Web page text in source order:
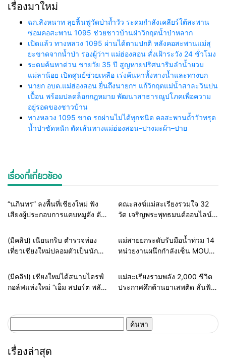
เรื่องมาใหม่
ฉก.สิงหนาท ลุยฟื้นฟูวัดป่าถ้ำวัว ระดมกำลังเคลียร์ใต้สะพาน
ซ่อมคอสะพาน 1095 ช่วยชาวบ้านฝ่าวิกฤตน้ำป่าหลาก
เปิดแล้ว ทางหลวง 1095 ผ่านได้ตามปกติ หลังคอสะพานแม่สุ
ยะขาดจากน้ำป่า รองผู้ว่าฯ แม่ฮ่องสอน สั่งเฝ้าระวัง 24 ชั่วโมง
ระดมค้นหาด่วน ชายวัย 35 ปี สูญหายปริศนาริมลำน้ำยวม
แม่ลาน้อย เปิดศูนย์ช่วยเหลือ เร่งค้นหาทั้งทางน้ำและทางบก
นายก อบต.แม่ฮ่องสอน ยื่นถึงนายกฯ แก้วิกฤตแม่น้ำสาละวินปน
เปื้อน พร้อมปลดล็อกกฎหมาย พัฒนาสาธารณูปโภคเพื่อความ
อยู่รอดของชาวบ้าน
ทางหลวง 1095 ขาด รถผ่านไม่ได้ทุกชนิด คอสะพานถ้ำวัวทรุด
น้ำป่าซัดหนัก ตัดเส้นทางแม่ฮ่องสอน–ปางมะผ้า–ปาย
เรื่องที่เกี่ยวข้อง
Home ธุรกิจ-บันเทิง
“นภินทร” ลงพื้นที่เชียงใหม่ ฟัง
เสียงผู้ประกอบการแคบหมูดัง ดัน
ชาติ ยกระดับ SMEs
Home สายธรรมะ-พระเครื่อง
คณะสงฆ์แม่สะเรียงรวมใจ 32
วัด เจริญพระพุทธมนต์ออนไลน์
พลังแห่งศรัทธาถวายเป็นพระ
ราชกุศล
Home แวดวงตำรวจ
(มีคลิป) เนียนกริบ ตำรวจท่อง
เที่ยวเชียงใหม่ปลอมตัวเป็นนัก
ต่างด้าวเปิดทัวร์เถื่อน รับบทไกด์
ผิดกฎหมาย
Home รอบรั้วทั่วไทย
แม่สายยกระดับรับมือน้ำท่วม 14
หน่วยงานผนึกกำลังเซ็น MOU
พร้อมช่วยประชาชนทุก
สถานการณ์
Home ธุรกิจ-บันเทิง
(มีคลิป) เชียงใหม่ได้สนามไดรฟ์
กอล์ฟแห่งใหม่ “เอ็ม สปอร์ต พลัส”
Lifestyle Destination
Home รอบรั้วทั่วไทย
แม่สะเรียงรวมพลัง 2,000 ชีวิต
ประกาศศึกต้านยาเสพติด ลั่นฟัน
สำหรับ:
เรื่องล่าสุด